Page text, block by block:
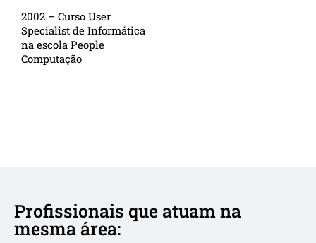
2002 – Curso User
Specialist de Informática
na escola People
Computação
Profissionais que atuam na
mesma área: